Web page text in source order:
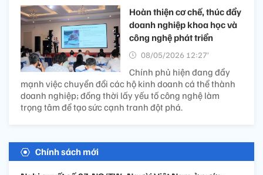
Hoàn thiện cơ chế, thúc đẩy
doanh nghiệp khoa học và
công nghệ phát triển
08/05/2026 12:27’
Chính phủ hiện đang đẩy
mạnh việc chuyển đổi các hộ kinh doanh cá thể thành
doanh nghiệp; đồng thời lấy yếu tố công nghệ làm
trọng tâm để tạo sức cạnh tranh đột phá.
Chính sách mới